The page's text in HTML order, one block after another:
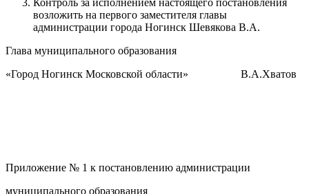
возложить на первого заместителя главы
администрации города Ногинск Шевякова В.А.
Глава муниципального образования
«Город Ногинск Московской области» В.А.Хватов
Приложение № 1 к постановлению администрации
муниципального образования